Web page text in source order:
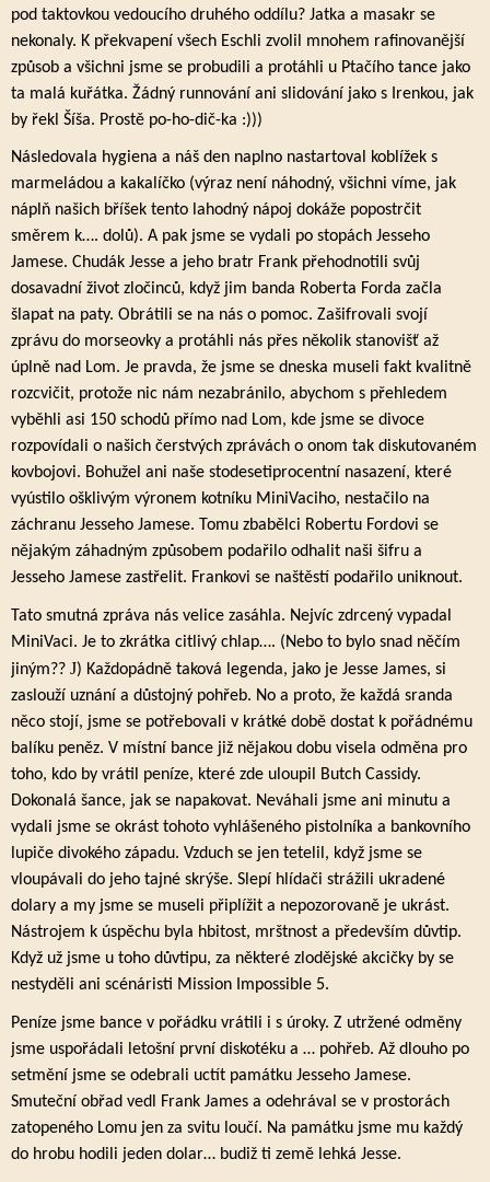
pod taktovkou vedoucího druhého oddílu? Jatka a masakr se
nekonaly. K překvapení všech Eschli zvolil mnohem rafinovanější
způsob a všichni jsme se probudili a protáhli u Ptačího tance jako
ta malá kuřátka. Žádný runnování ani slidování jako s Irenkou, jak
by řekl Šíša. Prostě po-ho-dič-ka :)))
Následovala hygiena a náš den naplno nastartoval koblížek s
marmeládou a kakalíčko (výraz není náhodný, všichni víme, jak
náplň našich bříšek tento lahodný nápoj dokáže popostrčit
směrem k…. dolů). A pak jsme se vydali po stopách Jesseho
Jamese. Chudák Jesse a jeho bratr Frank přehodnotili svůj
dosavadní život zločinců, když jim banda Roberta Forda začla
šlapat na paty. Obrátili se na nás o pomoc. Zašifrovali svojí
zprávu do morseovky a protáhli nás přes několik stanovišť až
úplně nad Lom. Je pravda, že jsme se dneska museli fakt kvalitně
rozcvičit, protože nic nám nezabránilo, abychom s přehledem
vyběhli asi 150 schodů přímo nad Lom, kde jsme se divoce
rozpovídali o našich čerstvých zprávách o onom tak diskutovaném
kovbojovi. Bohužel ani naše stodesetiprocentní nasazení, které
vyústilo ošklivým výronem kotníku MiniVaciho, nestačilo na
záchranu Jesseho Jamese. Tomu zbabělci Robertu Fordovi se
nějakým záhadným způsobem podařilo odhalit naši šifru a
Jesseho Jamese zastřelit. Frankovi se naštěstí podařilo uniknout.
Tato smutná zpráva nás velice zasáhla. Nejvíc zdrcený vypadal
MiniVaci. Je to zkrátka citlivý chlap…. (Nebo to bylo snad něčím
jiným?? J) Každopádně taková legenda, jako je Jesse James, si
zaslouží uznání a důstojný pohřeb. No a proto, že každá sranda
něco stojí, jsme se potřebovali v krátké době dostat k pořádnému
balíku peněz. V místní bance již nějakou dobu visela odměna pro
toho, kdo by vrátil peníze, které zde uloupil Butch Cassidy.
Dokonalá šance, jak se napakovat. Neváhali jsme ani minutu a
vydali jsme se okrást tohoto vyhlášeného pistolníka a bankovního
lupiče divokého západu. Vzduch se jen tetelil, když jsme se
vloupávali do jeho tajné skrýše. Slepí hlídači strážili ukradené
dolary a my jsme se museli připlížit a nepozorovaně je ukrást.
Nástrojem k úspěchu byla hbitost, mrštnost a především důvtip.
Když už jsme u toho důvtipu, za některé zlodějské akcičky by se
nestyděli ani scénáristi Mission Impossible 5.
Peníze jsme bance v pořádku vrátili i s úroky. Z utržené odměny
jsme uspořádali letošní první diskotéku a … pohřeb. Až dlouho po
setmění jsme se odebrali uctít památku Jesseho Jamese.
Smuteční obřad vedl Frank James a odehrával se v prostorách
zatopeného Lomu jen za svitu loučí. Na památku jsme mu každý
do hrobu hodili jeden dolar… budiž ti země lehká Jesse.